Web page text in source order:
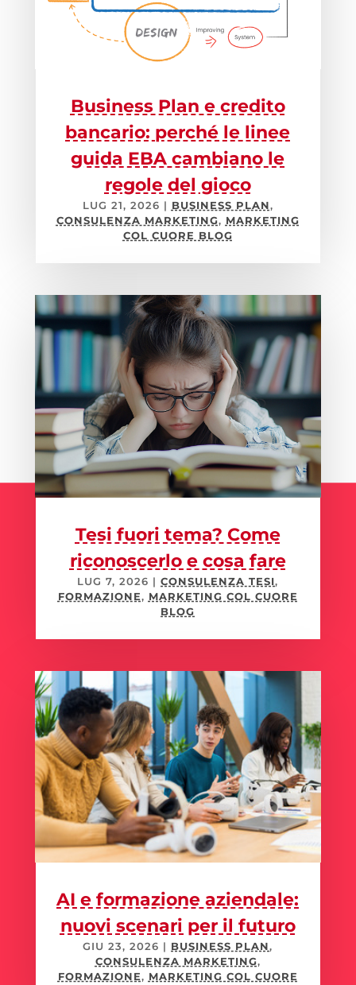
Business Plan e credito
bancario: perché le linee
guida EBA cambiano le
regole del gioco
LUG 21, 2026 | BUSINESS PLAN,
CONSULENZA MARKETING, MARKETING
COL CUORE BLOG
Tesi fuori tema? Come
riconoscerlo e cosa fare
LUG 7, 2026 |CONSULENZA TESI,
FORMAZIONE, MARKETING COL CUORE
BLOG
AI e formazione aziendale:
nuovi scenari per il futuro
GIU 23, 2026 | BUSINESS PLAN,
CONSULENZA MARKETING,
FORMAZIONE, MARKETING COL CUORE